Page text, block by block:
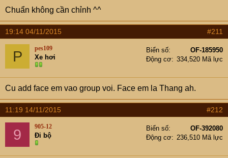
Chuẩn không cần chỉnh ^^
19:14 04/11/2015 #211
P pes109
Xe hơi
Biển số
OF-185950
Động cơ
334,520 Mã lực
Cu add face em vao group voi. Face em la Thang ah.
11:19 14/11/2015 #212
9 905-12
Đi bộ
Biển số
OF-392080
Động cơ
236,510 Mã lực